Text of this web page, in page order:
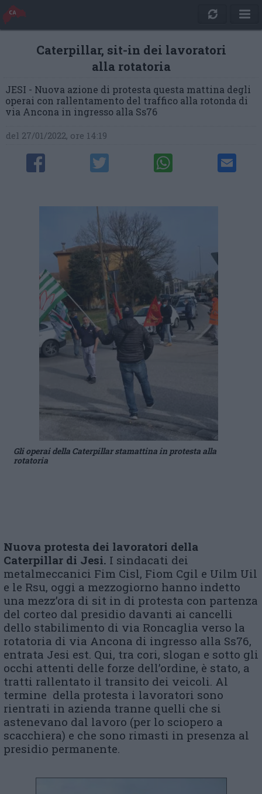
Caterpillar, sit-in dei lavoratori
alla rotatoria
JESI - Nuova azione di protesta questa mattina degli
operai con rallentamento del traffico alla rotonda di
via Ancona in ingresso alla Ss76
del 27/01/2022, ore 14:19
Gli operai della Caterpillar stamattina in protesta alla
rotatoria
Nuova protesta dei lavoratori della
Caterpillar di Jesi. I sindacati dei
metalmeccanici Fim Cisl, Fiom Cgil e Uilm Uil
e le Rsu, oggi a mezzogiorno hanno indetto
una mezz’ora di sit in di protesta con partenza
del corteo dal presidio davanti ai cancelli
dello stabilimento di via Roncaglia verso la
rotatoria di via Ancona di ingresso alla Ss76,
entrata Jesi est. Qui, tra cori, slogan e sotto gli
occhi attenti delle forze dell’ordine, è stato, a
tratti rallentato il transito dei veicoli. Al
termine della protesta i lavoratori sono
rientrati in azienda tranne quelli che si
astenevano dal lavoro (per lo sciopero a
scacchiera) e che sono rimasti in presenza al
presidio permanente.